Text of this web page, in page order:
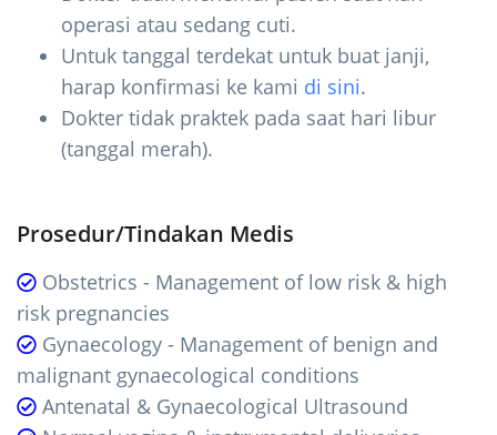
operasi atau sedang cuti.
Untuk tanggal terdekat untuk buat janji,
harap konfirmasi ke kami di sini.
Dokter tidak praktek pada saat hari libur
(tanggal merah).
Prosedur/Tindakan Medis
Obstetrics - Management of low risk & high
risk pregnancies
Gynaecology - Management of benign and
malignant gynaecological conditions
Antenatal & Gynaecological Ultrasound